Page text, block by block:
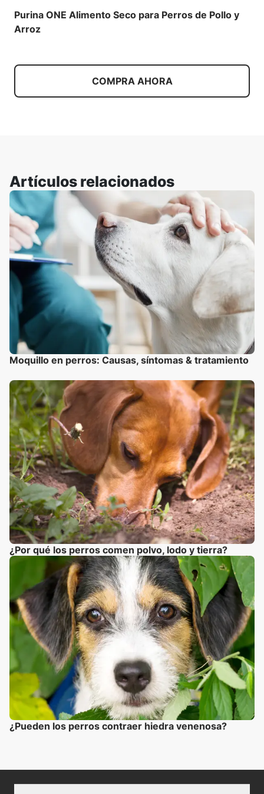
Purina ONE Alimento Seco para Perros de Pollo y
Arroz
COMPRA AHORA
Artículos relacionados
Moquillo en perros: Causas, síntomas & tratamiento
¿Por qué los perros comen polvo, lodo y tierra?
¿Pueden los perros contraer hiedra venenosa?